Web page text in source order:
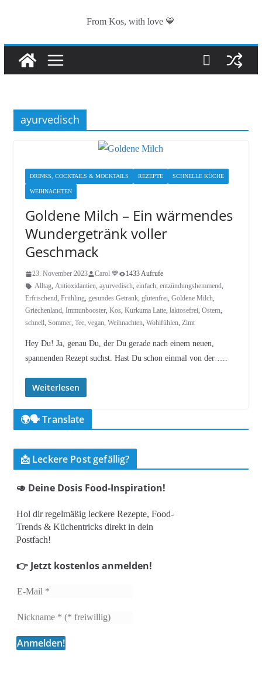
From Kos, with love 💙
ayurvedisch
DRINKS, COCKTAILS & MOCKTAILS REZEPTE SCHNELLE KÜCHE
WEIHNACHTEN
Goldene Milch – Ein wärmendes
Wundergetränk voller
Geschmack
23. November 2023 Carol 💙
1433 Aufrufe
Alltag, Antioxidantien, ayurvedisch, einfach, entzündungshemmend,
Erfrischend, Frühling, gesundes Getränk, glutenfrei, Goldene Milch,
Griechenland, Immunbooster, Kos, Kurkuma Latte, laktosefrei, Ostern,
schnell, Sommer, Tee, vegan, Weihnachten, Wohlfühlen, Zimt
Hey Du! Ja, genau Du, der Du gerade nach einem neuen,
spannenden Rezept suchst. Hast Du schon einmal von der ….
Weiterlesen
🌍🗣️ Translate
📩 Leckere Post gefällig?
🥑 Deine Dosis Food-Inspiration!
Hol dir regelmäßig leckere Rezepte, Food-
Trends & Küchentricks direkt in dein
Postfach!
👉 Jetzt kostenlos anmelden!